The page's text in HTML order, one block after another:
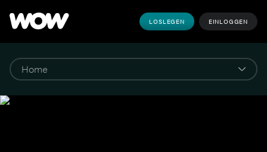
LOSLEGEN EINLOGGEN